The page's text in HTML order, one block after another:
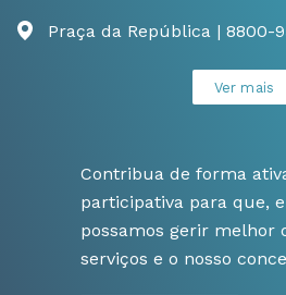
Praça da República | 8800-
Ver mais
Contribua de forma
participativa para que,
possamos gerir melhor
serviços e o nosso